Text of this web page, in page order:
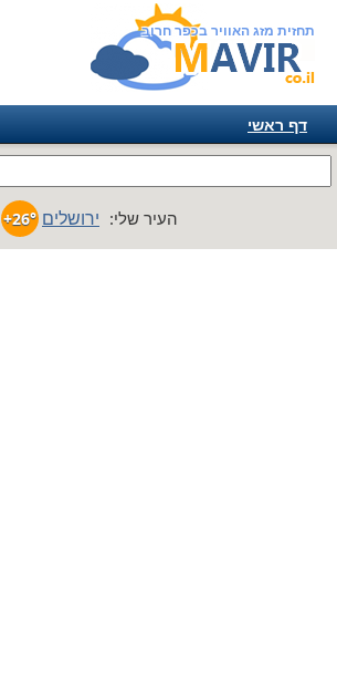
תחזית מזג האוויר בכפר חרוב
דף ראשי
אמריקה
העיר שלי: ירושלים +26°